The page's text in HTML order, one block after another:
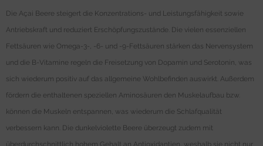
Die Açai Beere steigert die Konzentrations- und Leistungsfähigkeit sowie
Antriebskraft und reduziert Erschöpfungszustände. Die vielen essenziellen
Fettsäuren wie Omega-3-, -6- und -9-Fettsäuren stärken das Nervensystem
und die B-Vitamine regeln die Freisetzung von Dopamin und Serotonin, was
sich wiederum positiv auf das allgemeine Wohlbefinden auswirkt. Außerdem
fördern die enthaltenen speziellen Aminosäuren den Muskelaufbau bzw.
können die Muskeln entspannen, was wiederum die Schlafqualität
verbessern kann. Die dunkelviolette Beere überzeugt zudem mit
überdurchschnittlich hohem Gehalt an Antioxidantien, weshalb sie nicht nur